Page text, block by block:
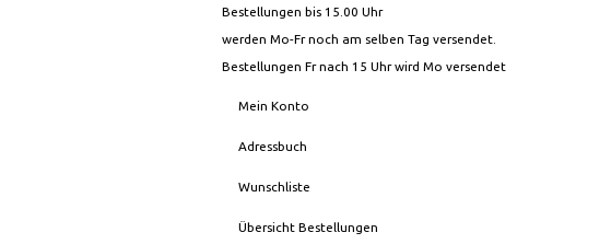
Bestellungen bis 15.00 Uhr
werden Mo-Fr noch am selben Tag versendet.
Bestellungen Fr nach 15 Uhr wird Mo versendet
Mein Konto
Adressbuch
Wunschliste
Übersicht Bestellungen